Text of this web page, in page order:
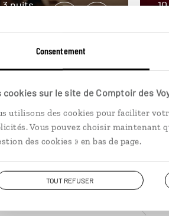
Consentement
cookies sur le site de Comptoir des
utilisons des cookies pour faciliter
Vous pouvez choisir maintenant
des cookies » en bas de page.
TOUT REFUSER
nuits